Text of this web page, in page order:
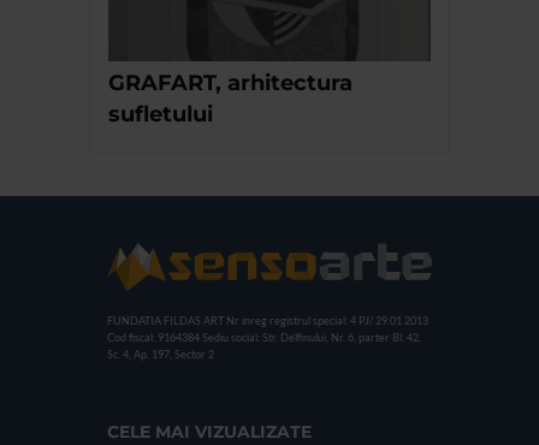
GRAFART, arhitectura
sufletului
FUNDATIA FILDAS ART Nr inreg registrul special: 4 PJ/ 29.01.2013
Cod fiscal: 9164384 Sediu social: Str. Delfinului, Nr. 6, parter Bl. 42,
Sc. 4, Ap. 197, Sector 2
CELE MAI VIZUALIZATE